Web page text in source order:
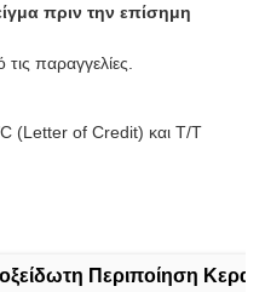
πριν την επίσημη
παραγγελίες.
(Letter of Credit) και T/T
Περιποίηση